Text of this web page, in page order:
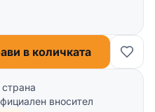
в количката
вносител